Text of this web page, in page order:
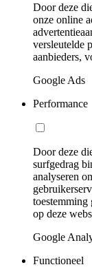
Door deze
onze online
versleutelde
aanbieders,
Google Ads
Performance
Door deze
surfgedrag
analyseren
toestemming
op deze
Google
Functioneel